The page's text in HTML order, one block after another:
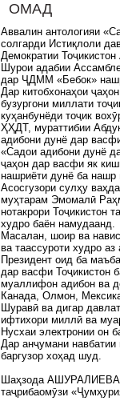
ОМАД
Аввалин антологияи
солгарди Истиқлоли
Демократии
Шурои адабии
дар ҶДММ «Бебок»
Дар китобхонаҳои
бузургони миллати
куҳанбунёди тоҷик
ҲҲДТ, мураттибии
адибони дунё дар
«Садои адибони дунё
ҷаҳон дар васфи як
нашриёти дунё ба нашр
Асосгузори сулҳу
муҳтарам Эмомалӣ
нотакрори Тоҷикистон
худро баён намудаанд.
Масалан, шоир ва
ва таассуроти худро
Президент оид ба
дар васфи Тоҷикистон
муаллифон адибон ва
Канада, Олмон,
Шуравӣ ва дигар
ифтихори миллӣ ва
Нусхаи электронии он
Дар анҷумани навбатии
баргузор хоҳад шуд.
Шаҳзода
таҷрибаомӯзи